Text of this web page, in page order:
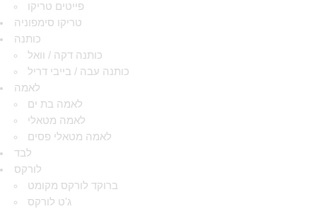
פייטים טריקו
טריקו סימפוניה
כותנה
כותנה דקה / וואל
כותנה עבה / בייבי דריל
לאמה
לאמה בת ים
לאמה מטאלי
לאמה מטאלי פסים
לבד
לורקס
ברוקד לורקס מקומט
ג'ט לורקס